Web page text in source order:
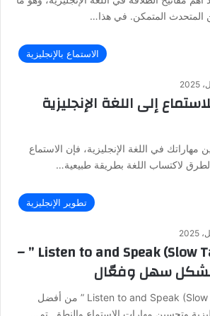
المتحدث المتمكن. في هذا…
الاستماع بالإنجليزية
إلى اللغة الإنجليزية
في اللغة الإنجليزية، فإن الاستماع
لاكتساب اللغة بطريقة طبيعية…
تطوير الإنجليزية
سلسلة “Listen to and Speak (Slow Talking) ” –
بشكل سهل وفعّال
تعتبر سلسلة “Listen to and Speak (Slow Talking) ” من أفضل
وتحسين مهارات الاستماع والنطق. تم…